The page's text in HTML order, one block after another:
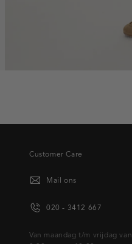
Customer Care
Mail ons
020 - 3412 667
Van maandag t/m vrijdag van